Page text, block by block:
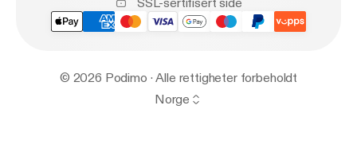
SSL-sertifisert side
© 2026 Podimo · Alle rettigheter forbeholdt
Norge